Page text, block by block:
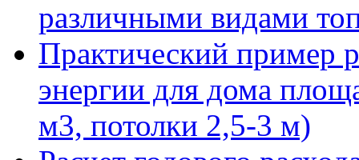
различными видами
Практический пример
энергии для дома
м3, потолки 2,5-3 м)